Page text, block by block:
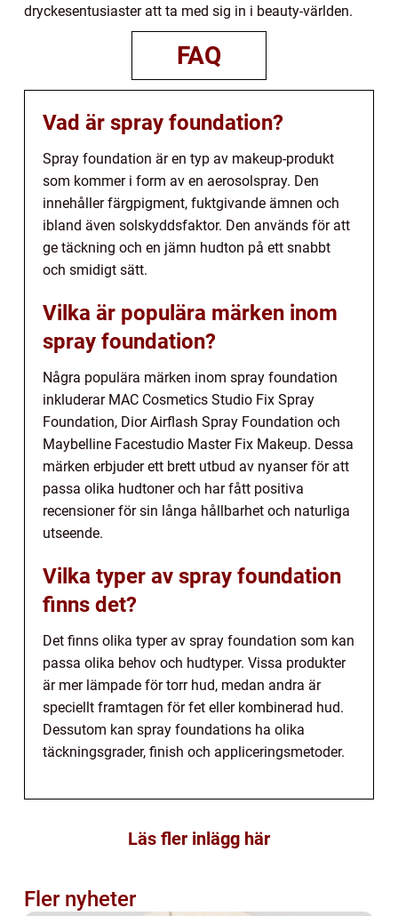
dryckesentusiaster att ta med sig in i beauty-världen.
FAQ
Vad är spray foundation?
Spray foundation är en typ av makeup-produkt
som kommer i form av en aerosolspray. Den
innehåller färgpigment, fuktgivande ämnen och
ibland även solskyddsfaktor. Den används för att
ge täckning och en jämn hudton på ett snabbt
och smidigt sätt.
Vilka är populära märken inom
spray foundation?
Några populära märken inom spray foundation
inkluderar MAC Cosmetics Studio Fix Spray
Foundation, Dior Airflash Spray Foundation och
Maybelline Facestudio Master Fix Makeup. Dessa
märken erbjuder ett brett utbud av nyanser för att
passa olika hudtoner och har fått positiva
recensioner för sin långa hållbarhet och naturliga
utseende.
Vilka typer av spray foundation
finns det?
Det finns olika typer av spray foundation som kan
passa olika behov och hudtyper. Vissa produkter
är mer lämpade för torr hud, medan andra är
speciellt framtagen för fet eller kombinerad hud.
Dessutom kan spray foundations ha olika
täckningsgrader, finish och appliceringsmetoder.
Läs fler inlägg här
Fler nyheter